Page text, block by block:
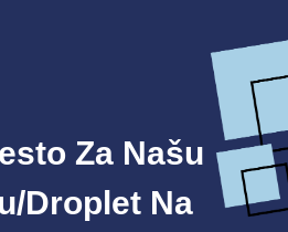
Za Našu
Droplet Na